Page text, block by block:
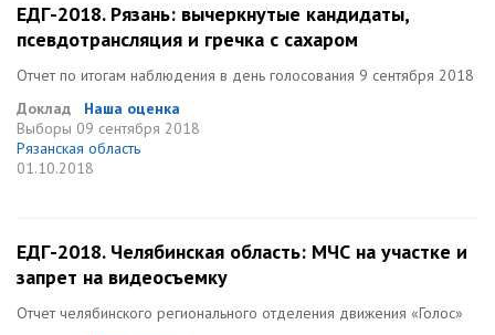
ЕДГ-2018. Рязань: вычеркнутые кандидаты,
псевдотрансляция и гречка с сахаром
Отчет по итогам наблюдения в день голосования 9 сентября 2018
Доклад
Наша оценка
Выборы 09 сентября 2018
Рязанская область
01.10.2018
ЕДГ-2018. Челябинская область: МЧС на участке и
запрет на видеосъемку
Отчет челябинского регионального отделения движения «Голос»